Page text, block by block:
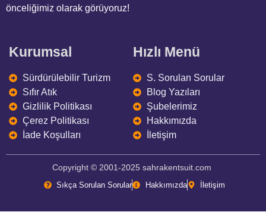
önceliğimiz olarak görüyoruz!
Kurumsal
Sürdürülebilir Turizm
Sıfır Atık
Gizlilik Politikası
Çerez Politikası
İade Koşulları
Hızlı Menü
S. Sorulan Sorular
Blog Yazıları
Şubelerimiz
Hakkımızda
İletişim
Copyright © 2001-2025 sahrakentsuit.com
Sıkça Sorulan Sorular Hakkımızda İletişim